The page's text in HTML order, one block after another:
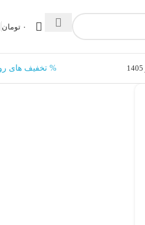
۰ تومان
% تخفیف های